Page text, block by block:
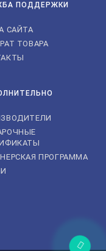
ПОДДЕРЖКИ
САЙТА
ТОВАРА
ПРОГРАММА